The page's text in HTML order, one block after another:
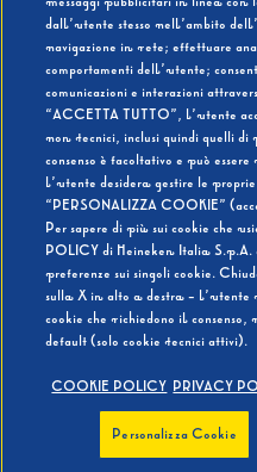
SI
BEVI
dall’utente stesso nell’ambito
navigazione in rete; effettuare
comportamenti dell’utente;
comunicazioni e interazioni
“ACCETTA TUTTO”, l’utente
non tecnici, inclusi quindi quelli di
consenso è facoltativo e può
l’utente desidera gestire le
“PERSONALIZZA COOKIE”
Per sapere di più sui cookie che
POLICY di Heineken Italia S.p.A.
preferenze sui singoli cookie.
sulla X in alto a destra - l’utente
cookie che richiedono il consenso,
default (solo cookie tecnici attivi).
COOKIE POLICY PRIVACY
Personalizza Cookie